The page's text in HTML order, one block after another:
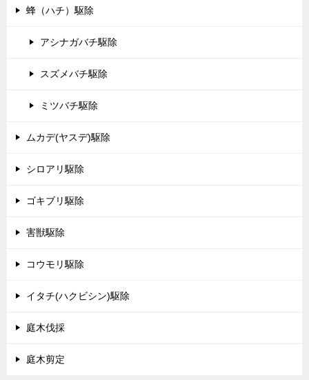
蜂（ハチ）駆除
アシナガバチ駆除
スズメバチ駆除
ミツバチ駆除
ムカデ(ヤスデ)駆除
シロアリ駆除
ゴキブリ駆除
害獣駆除
コウモリ駆除
イタチ(ハクビシン)駆除
庭木伐採
庭木剪定